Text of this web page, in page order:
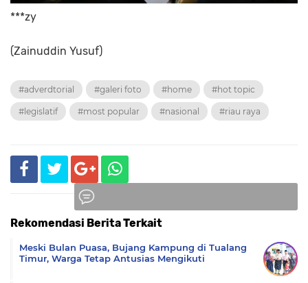
***zy
(Zainuddin Yusuf)
#adverdtorial #galeri foto #home #hot topic
#legislatif #most popular #nasional #riau raya
Rekomendasi Berita Terkait
Meski Bulan Puasa, Bujang Kampung di Tualang
Timur, Warga Tetap Antusias Mengikuti